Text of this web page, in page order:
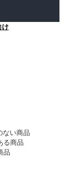
け
ない商品
る商品
品